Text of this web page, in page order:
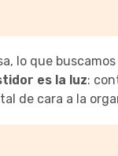
lo que
es la luz:
de cara a la